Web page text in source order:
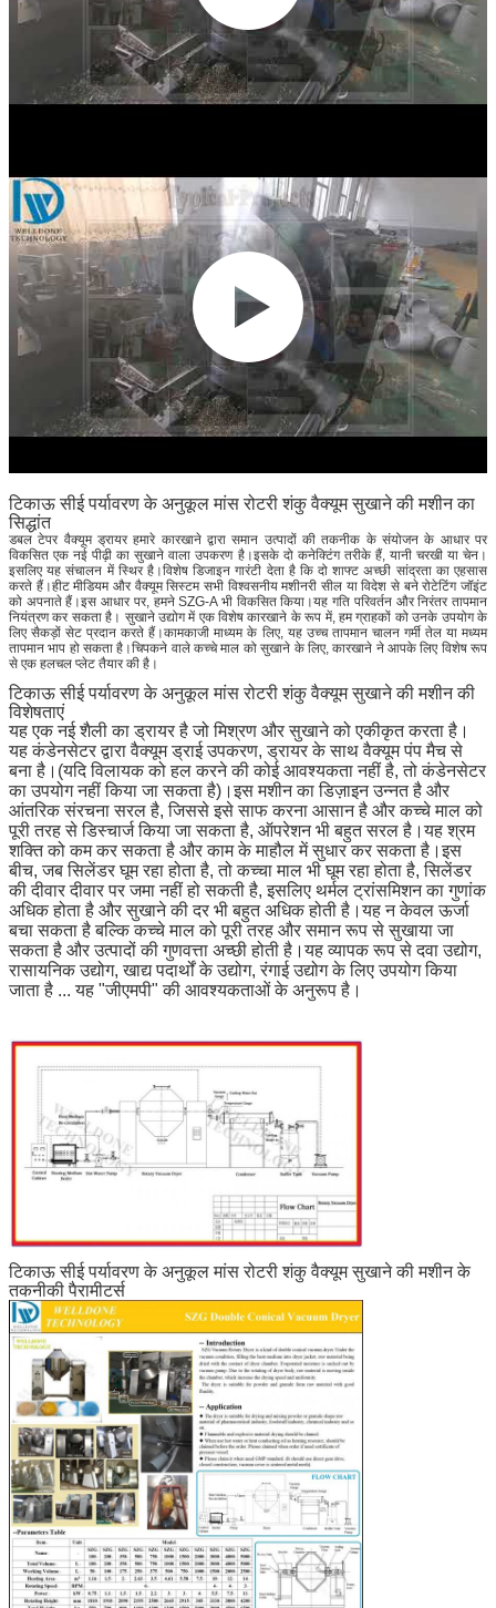
टिकाऊ सीई पर्यावरण के अनुकूल मांस रोटरी शंकु वैक्यूम सुखाने की मशीन का
सिद्धांत
डबल टेपर वैक्यूम ड्रायर हमारे कारखाने द्वारा समान उत्पादों की तकनीक के संयोजन के आधार पर
विकसित एक नई पीढ़ी का सुखाने वाला उपकरण है।इसके दो कनेक्टिंग तरीके हैं, यानी चरखी या चेन।
इसलिए यह संचालन में स्थिर है।विशेष डिजाइन गारंटी देता है कि दो शाफ्ट अच्छी सांद्रता का एहसास
करते हैं।हीट मीडियम और वैक्यूम सिस्टम सभी विश्वसनीय मशीनरी सील या विदेश से बने रोटेटिंग जॉइंट
को अपनाते हैं।इस आधार पर, हमने SZG-A भी विकसित किया।यह गति परिवर्तन और निरंतर तापमान
नियंत्रण कर सकता है। सुखाने उद्योग में एक विशेष कारखाने के रूप में, हम ग्राहकों को उनके उपयोग के
लिए सैकड़ों सेट प्रदान करते हैं।कामकाजी माध्यम के लिए, यह उच्च तापमान चालन गर्मी तेल या मध्यम
तापमान भाप हो सकता है।चिपकने वाले कच्चे माल को सुखाने के लिए, कारखाने ने आपके लिए विशेष रूप
से एक हलचल प्लेट तैयार की है।
टिकाऊ सीई पर्यावरण के अनुकूल मांस रोटरी शंकु वैक्यूम सुखाने की मशीन की
विशेषताएं
यह एक नई शैली का ड्रायर है जो मिश्रण और सुखाने को एकीकृत करता है।
यह कंडेनसेटर द्वारा वैक्यूम ड्राई उपकरण, ड्रायर के साथ वैक्यूम पंप मैच से
बना है।(यदि विलायक को हल करने की कोई आवश्यकता नहीं है, तो कंडेनसेटर
का उपयोग नहीं किया जा सकता है)।इस मशीन का डिज़ाइन उन्नत है और
आंतरिक संरचना सरल है, जिससे इसे साफ करना आसान है और कच्चे माल को
पूरी तरह से डिस्चार्ज किया जा सकता है, ऑपरेशन भी बहुत सरल है।यह श्रम
शक्ति को कम कर सकता है और काम के माहौल में सुधार कर सकता है।इस
बीच, जब सिलेंडर घूम रहा होता है, तो कच्चा माल भी घूम रहा होता है, सिलेंडर
की दीवार दीवार पर जमा नहीं हो सकती है, इसलिए थर्मल ट्रांसमिशन का गुणांक
अधिक होता है और सुखाने की दर भी बहुत अधिक होती है।यह न केवल ऊर्जा
बचा सकता है बल्कि कच्चे माल को पूरी तरह और समान रूप से सुखाया जा
सकता है और उत्पादों की गुणवत्ता अच्छी होती है।यह व्यापक रूप से दवा उद्योग,
रासायनिक उद्योग, खाद्य पदार्थों के उद्योग, रंगाई उद्योग के लिए उपयोग किया
जाता है ... यह "जीएमपी" की आवश्यकताओं के अनुरूप है।
टिकाऊ सीई पर्यावरण के अनुकूल मांस रोटरी शंकु वैक्यूम सुखाने की मशीन के
तकनीकी पैरामीटर्स